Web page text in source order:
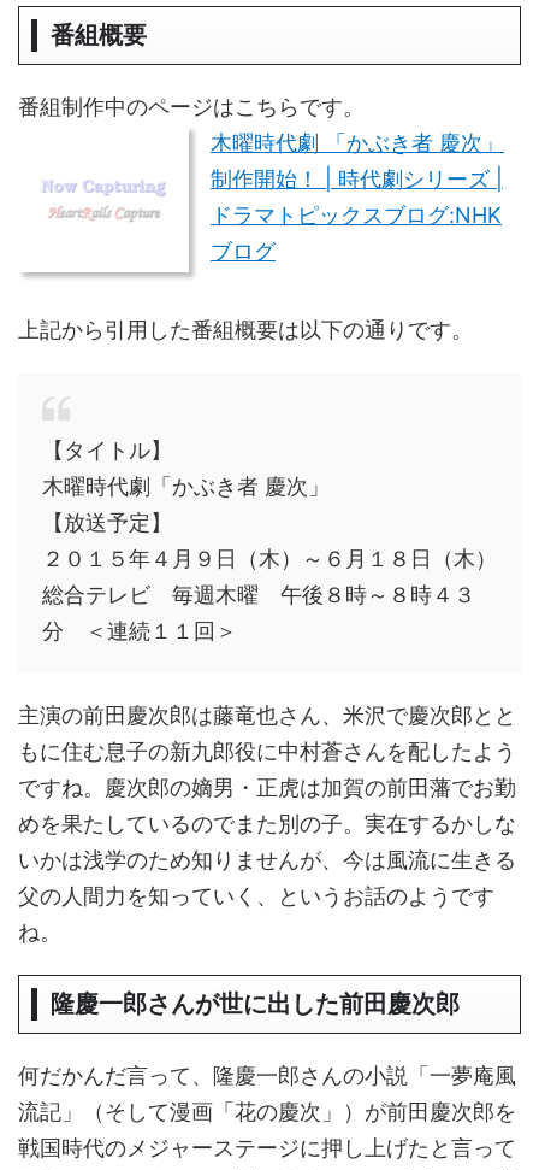
番組概要
番組制作中のページはこちらです。
木曜時代劇 「かぶき者 慶次」
制作開始！ | 時代劇シリーズ |
ドラマトピックスブログ:NHK
ブログ
上記から引用した番組概要は以下の通りです。
【タイトル】
木曜時代劇「かぶき者 慶次」
【放送予定】
２０１５年４月９日（木）～６月１８日（木）
総合テレビ 毎週木曜 午後８時～８時４３
分 ＜連続１１回＞
主演の前田慶次郎は藤竜也さん、米沢で慶次郎とと
もに住む息子の新九郎役に中村蒼さんを配したよう
ですね。慶次郎の嫡男・正虎は加賀の前田藩でお勤
めを果たしているのでまた別の子。実在するかしな
いかは浅学のため知りませんが、今は風流に生きる
父の人間力を知っていく、というお話のようです
ね。
隆慶一郎さんが世に出した前田慶次郎
何だかんだ言って、隆慶一郎さんの小説「一夢庵風
流記」（そして漫画「花の慶次」）が前田慶次郎を
戦国時代のメジャーステージに押し上げたと言って